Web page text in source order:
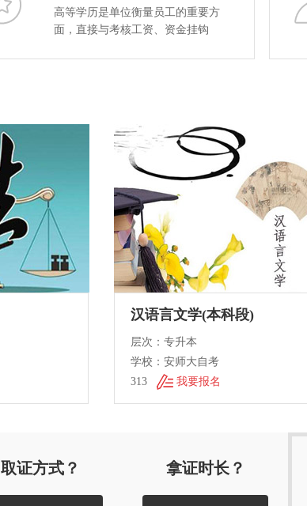
高等学历是单位衡量员工的重要方
面，直接与考核工资、资金挂钩
汉语言文学(本科段)
层次：专升本
学校：安师大自考
313
我要报名
取证方式？ 拿证时长？